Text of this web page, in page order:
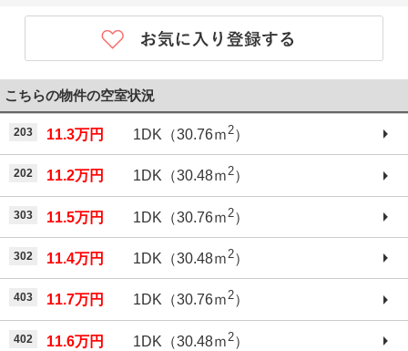
こちらの物件の空室状況
203 11.3万円 1DK（30.76ｍ2）
202 11.2万円 1DK（30.48ｍ2）
303 11.5万円 1DK（30.76ｍ 2）
302 11.4万円 1DK（30.48ｍ2）
403 11.7万円 1DK（30.76ｍ2）
402 11.6万円 1DK（30.48ｍ 2）